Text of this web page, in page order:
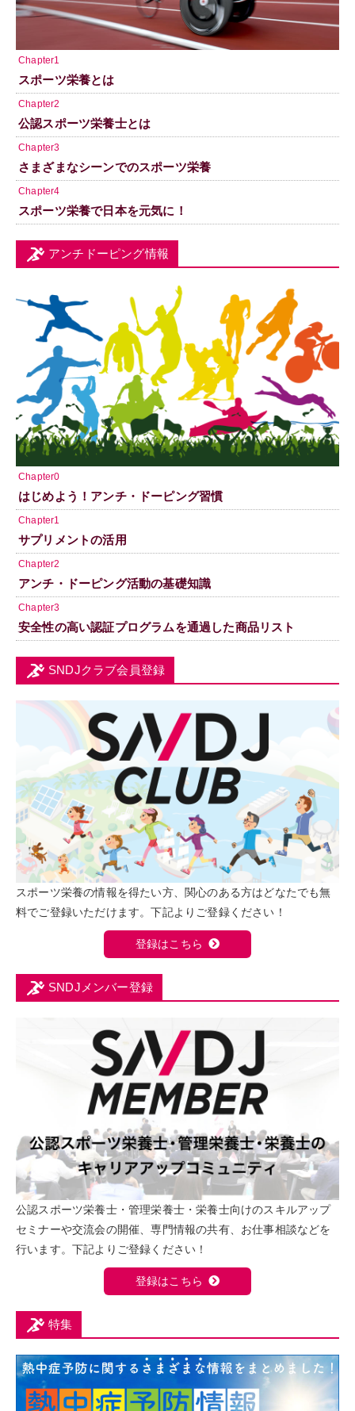
Chapter1
スポーツ栄養とは
Chapter2
公認スポーツ栄養士とは
Chapter3
さまざまなシーンでのスポーツ栄養
Chapter4
スポーツ栄養で日本を元気に！
アンチドーピング情報
Chapter0
はじめよう！アンチ・ドーピング習慣
Chapter1
サプリメントの活用
Chapter2
アンチ・ドーピング活動の基礎知識
Chapter3
安全性の高い認証プログラムを通過した商品リスト
SNDJクラブ会員登録
スポーツ栄養の情報を得たい方、関心のある方はどなたでも無
料でご登録いただけます。下記よりご登録ください！
登録はこちら
SNDJメンバー登録
公認スポーツ栄養士・管理栄養士・栄養士向けのスキルアップ
セミナーや交流会の開催、専門情報の共有、お仕事相談などを
行います。下記よりご登録ください！
登録はこちら
特集